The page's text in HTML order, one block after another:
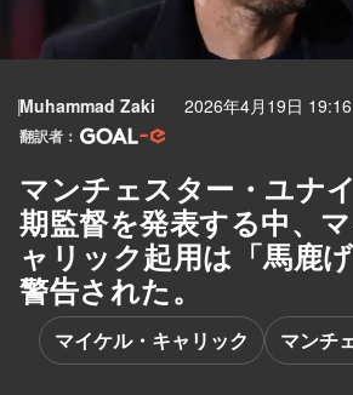
Muhammad Zaki 2026年4月19日 19:16
翻訳者：
マンチェスター・ユナ
期監督を発表する中、
ャリック起用は「馬鹿
警告された。
マイケル・キャリック マンチ